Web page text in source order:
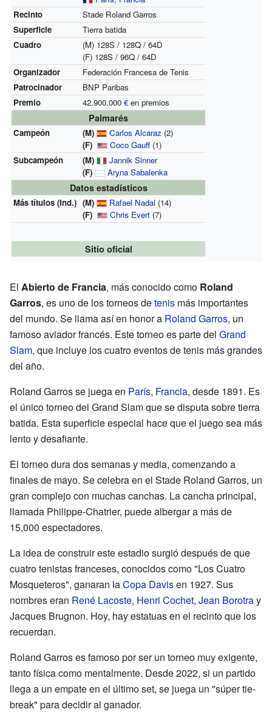
Recinto
Stade Roland Garros
Superficie
Tierra batida
Cuadro
(M) 128S / 128Q / 64D
(F) 128S / 96Q / 64D
Organizador
Federación Francesa de Tenis
Patrocinador
BNP Paribas
Premio
42.900.000 €en premios
Palmarés
Campeón (M) Carlos Alcaraz (2)
(F)
Coco Gauff(1)
Subcampeón
(M)
Jannik Sinner
(F)
Aryna Sabalenka
Datos estadísticos
Más títulos (Ind.) (M) Rafael Nadal (14)
(F)
Chris Evert(7)
Sitio oficial
El Abierto de Francia, más conocido como Roland
Garros, es uno de los torneos detenis más importantes
del mundo. Se llama así en honor a Roland Garros, un
famoso aviador francés. Este torneo es parte del Grand
Slam, que incluye los cuatro eventos de tenis más grandes
del año.
Roland Garros se juega en París, Francia, desde 1891. Es
el único torneo del Grand Slam que se disputa sobre tierra
batida. Esta superficie especial hace que el juego sea más
lento y desafiante.
El torneo dura dos semanas y media, comenzando a
finales de mayo. Se celebra en el Stade Roland Garros, un
gran complejo con muchas canchas. La cancha principal,
llamada Philippe-Chatrier, puede albergar a más de
15,000 espectadores.
La idea de construir este estadio surgió después de que
cuatro tenistas franceses, conocidos como "Los Cuatro
Mosqueteros", ganaran laCopa Davisen 1927. Sus
nombres eran René Lacoste, Henri Cochet, Jean Borotray
Jacques Brugnon. Hoy, hay estatuas en el recinto que los
recuerdan.
Roland Garros es famoso por ser un torneo muy exigente,
tanto física como mentalmente. Desde 2022, si un partido
llega a un empate en el último set, se juega un "súper tie-
break" para decidir al ganador.